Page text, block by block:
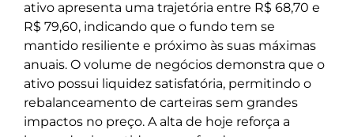
ativo apresenta uma trajetória entre R$ 68,70 e
R$ 79,60, indicando que o fundo tem se
mantido resiliente e próximo às suas máximas
anuais. O volume de negócios demonstra que o
ativo possui liquidez satisfatória, permitindo o
rebalanceamento de carteiras sem grandes
impactos no preço. A alta de hoje reforça a